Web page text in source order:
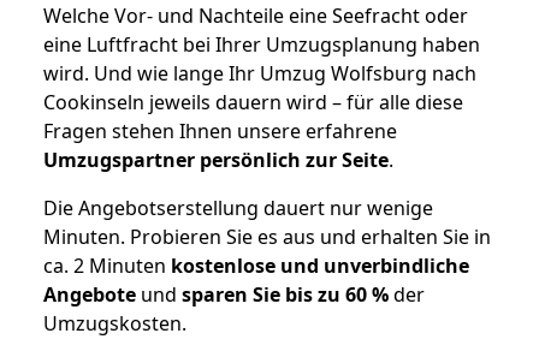
Welche Vor- und Nachteile eine Seefracht oder
eine Luftfracht bei Ihrer Umzugsplanung haben
wird. Und wie lange Ihr Umzug Wolfsburg nach
Cookinseln jeweils dauern wird – für alle diese
Fragen stehen Ihnen unsere erfahrene
Umzugspartner persönlich zur Seite.
Die Angebotserstellung dauert nur wenige
Minuten. Probieren Sie es aus und erhalten Sie in
ca. 2 Minuten kostenlose und unverbindliche
Angebote und sparen Sie bis zu 60 %der
Umzugskosten.